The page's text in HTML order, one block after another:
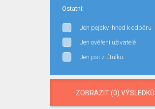
Ostatní:
Jen pejsky ihned k odběru
Jen ověření uživatelé
Jen psi z útulku
ZOBRAZIT (0) VÝSLEDKŮ